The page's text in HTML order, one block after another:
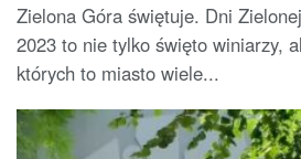
Zielona Góra świętuje. Dni
2023 to nie tylko święto winiarzy,
których to miasto wiele...